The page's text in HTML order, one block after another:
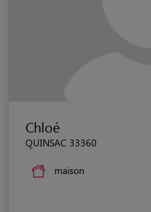
Chloé
QUINSAC 33360
maison